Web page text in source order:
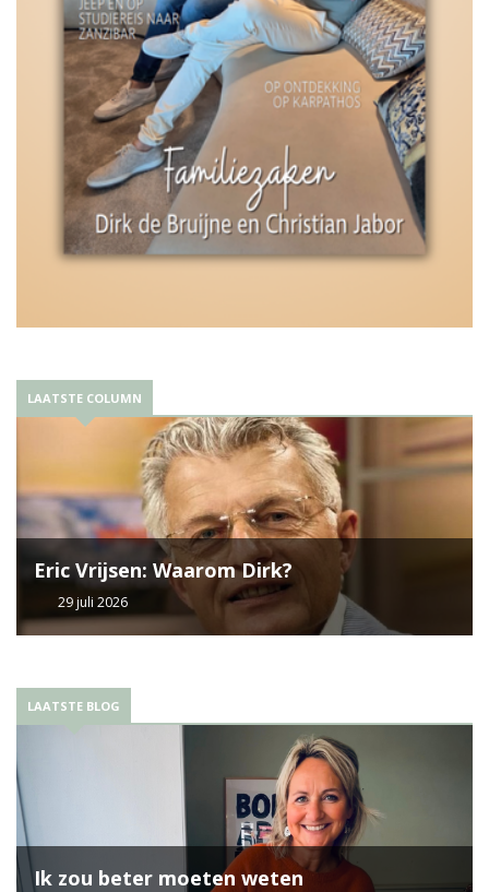
LAATSTE COLUMN
Eric Vrijsen: Waarom Dirk?
29 juli 2026
LAATSTE BLOG
Ik zou beter moeten weten